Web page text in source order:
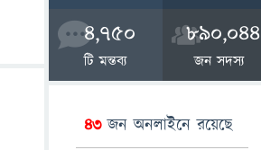
4,750
টি মন্তব্য
890,044
জন সদস্য
43জন অনলাইনে রয়েছে